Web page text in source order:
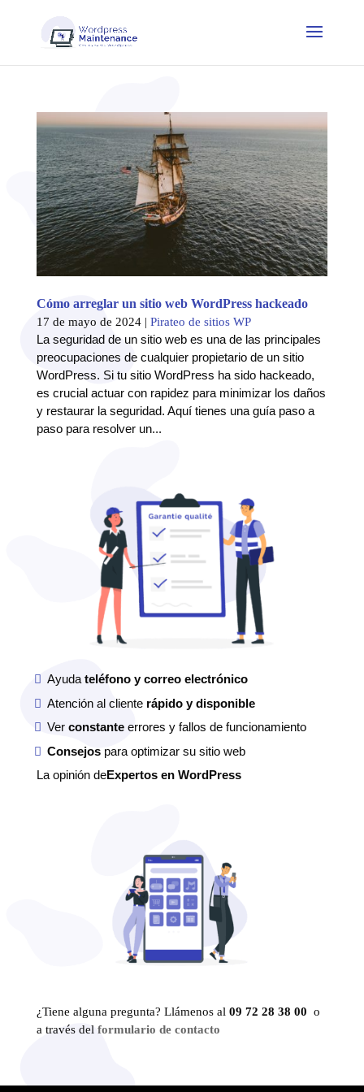
Cómo arreglar un sitio web WordPress hackeado
17 de mayo de 2024| Pirateo de sitios WP
La seguridad de un sitio web es una de las principales
preocupaciones de cualquier propietario de un sitio
WordPress. Si tu sitio WordPress ha sido hackeado,
es crucial actuar con rapidez para minimizar los daños
y restaurar la seguridad. Aquí tienes una guía paso a
paso para resolver un...
Ayudateléfono y correo electrónico
Atención al cliente rápido y disponible
Ver constanteerrores y fallos de funcionamiento
Consejospara optimizar su sitio web
La opinión deExpertos en WordPress
¿Tiene alguna pregunta? Llámenos al 09 72 28 38 00 o
a través del formulario de contacto